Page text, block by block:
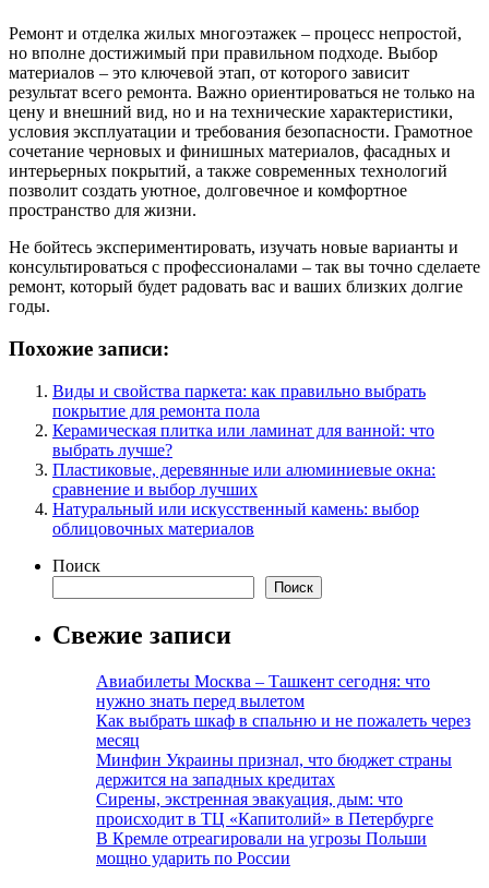
Ремонт и отделка жилых многоэтажек – процесс непростой,
но вполне достижимый при правильном подходе. Выбор
материалов – это ключевой этап, от которого зависит
результат всего ремонта. Важно ориентироваться не только на
цену и внешний вид, но и на технические характеристики,
условия эксплуатации и требования безопасности. Грамотное
сочетание черновых и финишных материалов, фасадных и
интерьерных покрытий, а также современных технологий
позволит создать уютное, долговечное и комфортное
пространство для жизни.
Не бойтесь экспериментировать, изучать новые варианты и
консультироваться с профессионалами – так вы точно сделаете
ремонт, который будет радовать вас и ваших близких долгие
годы.
Похожие записи:
Виды и свойства паркета: как правильно выбрать
покрытие для ремонта пола
Керамическая плитка или ламинат для ванной: что
выбрать лучше?
Пластиковые, деревянные или алюминиевые окна:
сравнение и выбор лучших
Натуральный или искусственный камень: выбор
облицовочных материалов
Поиск
Поиск
Свежие записи
Авиабилеты Москва – Ташкент сегодня: что
нужно знать перед вылетом
Как выбрать шкаф в спальню и не пожалеть через
месяц
Минфин Украины признал, что бюджет страны
держится на западных кредитах
Сирены, экстренная эвакуация, дым: что
происходит в ТЦ «Капитолий» в Петербурге
В Кремле отреагировали на угрозы Польши
мощно ударить по России